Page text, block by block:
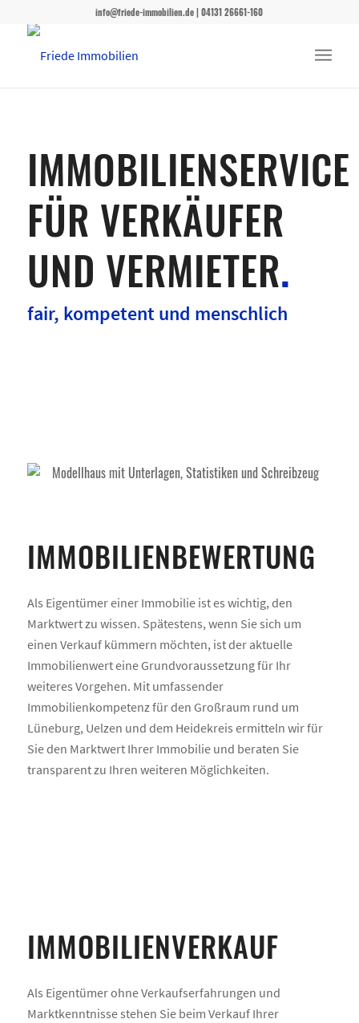
info@friede-immobilien.de | 04131 26661-160
IMMOBILIENSERVICE
FÜR VERKÄUFER
UND VERMIETER.
fair, kompetent und menschlich
IMMOBILIENBEWERTUNG
Als Eigentümer einer Immobilie ist es wichtig, den
Marktwert zu wissen. Spätestens, wenn Sie sich um
einen Verkauf kümmern möchten, ist der aktuelle
Immobilienwert eine Grundvoraussetzung für Ihr
weiteres Vorgehen. Mit umfassender
Immobilienkompetenz für den Großraum rund um
Lüneburg, Uelzen und dem Heidekreis ermitteln wir für
Sie den Marktwert Ihrer Immobilie und beraten Sie
transparent zu Ihren weiteren Möglichkeiten.
IMMOBILIENVERKAUF
Als Eigentümer ohne Verkaufserfahrungen und
Marktkenntnisse stehen Sie beim Verkauf Ihrer